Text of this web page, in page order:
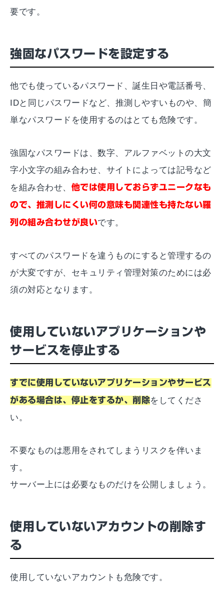
要です。
強固なパスワードを設定する
他でも使っているパスワード、誕生日や電話番号、
IDと同じパスワードなど、推測しやすいものや、簡
単なパスワードを使用するのはとても危険です。
強固なパスワードは、数字、アルファベットの大文
字小文字の組み合わせ、サイトによっては記号など
を組み合わせ、 他では使用しておらずユニークなも
ので、推測しにくい何の意味も関連性も持たない羅
列の組み合わせが良いです。
すべてのパスワードを違うものにすると管理するの
が大変ですが、セキュリティ管理対策のためには必
須の対応となります。
使用していないアプリケーションや
サービスを停止する
すでに使用していないアプリケーションやサービス
がある場合は、停止をするか、削除をしてくださ
い。
不要なものは悪用をされてしまうリスクを伴いま
す。
サーバー上には必要なものだけを公開しましょう。
使用していないアカウントの削除す
る
使用していないアカウントも危険です。